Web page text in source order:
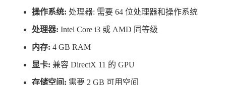
要想时刻比追杀你的猎手快一步，你将需要三样东西：撑
得过小行星带航行的飞船，一队精明能干的船员，以及两
三单来钱的活计。
操作系统: 处理器: 需要 64 位处理器和操作系统
处理器: Intel Core i3 或 AMD 同等级
内存: 4 GB RAM
显卡: 兼容 DirectX 11 的 GPU
存储空间: 需要 2 GB 可用空间